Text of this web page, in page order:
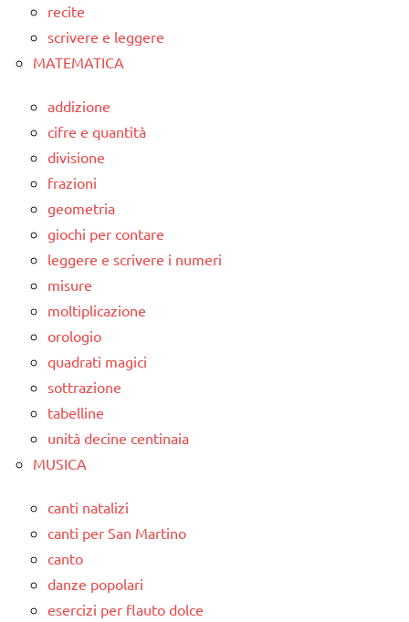
recite
scrivere e leggere
MATEMATICA
addizione
cifre e quantità
divisione
frazioni
geometria
giochi per contare
leggere e scrivere i numeri
misure
moltiplicazione
orologio
quadrati magici
sottrazione
tabelline
unità decine centinaia
MUSICA
canti natalizi
canti per San Martino
canto
danze popolari
esercizi per flauto dolce